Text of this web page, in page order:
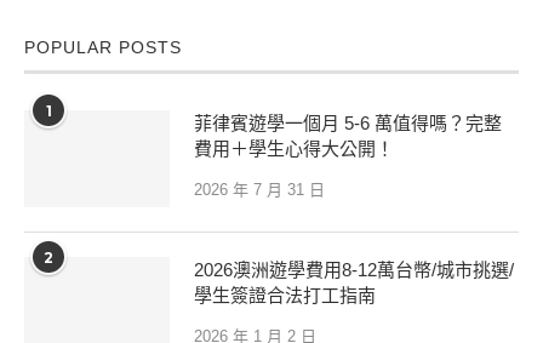
POPULAR POSTS
1
菲律賓遊學一個月 5-6 萬值得嗎？完整
費用＋學生心得大公開！
2026 年 7 月 31 日
2
2026澳洲遊學費用8-12萬台幣/城市挑選/
學生簽證合法打工指南
2026 年 1 月 2 日